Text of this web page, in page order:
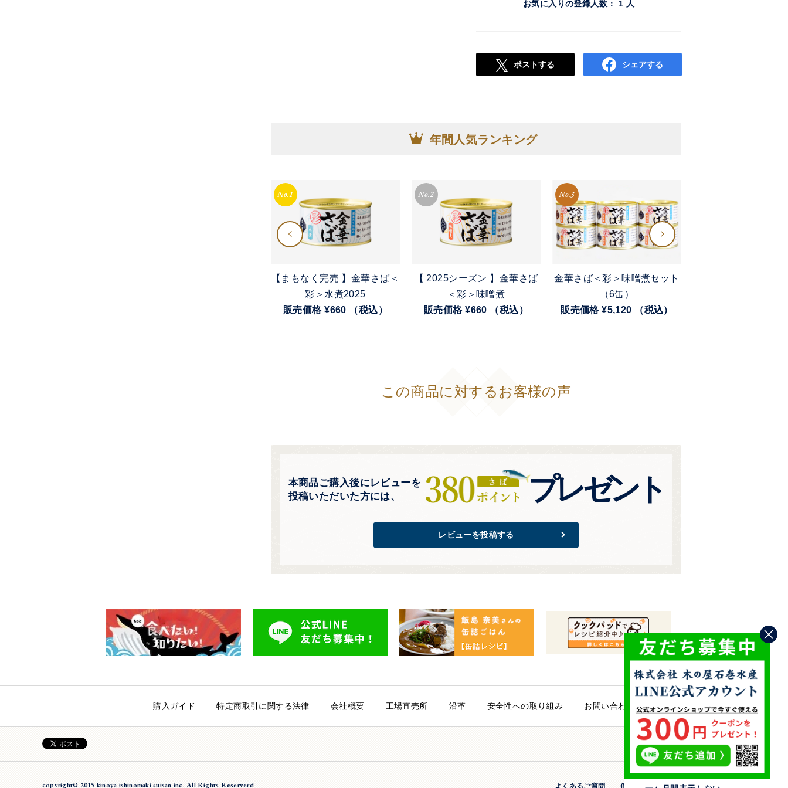
お気に入りの登録人数： 1 人
ポストする シェアする
年間人気ランキング
No.1
【まもなく完売 】金華さば＜
彩＞水煮2025
販売価格 ¥660 （税込）
No.2
【 2025シーズン 】金華さば
＜彩＞味噌煮
販売価格 ¥660 （税込）
No.3
金華さば＜彩＞味噌煮セット
（6缶）
販売価格 ¥5,120 （税込）
この商品に対するお客様の声
本商品ご購入後にレビューを
投稿いただいた方には、
プレゼント
レビューを投稿する
購入ガイド 特定商取引に関する法律 会社概要 工場直売所 沿革 安全性への取り組み お問い合わせ
PAGE TOP
よくあるご質問 個人情報保護方針 法人のお客様
copyright© 2015 kinoya ishinomaki suisan inc. All Rights Reserverd